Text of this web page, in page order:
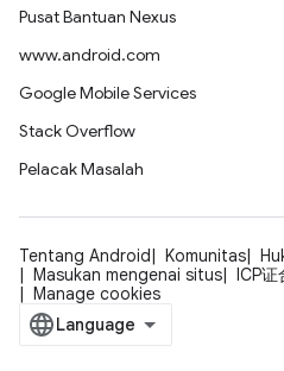
Pusat Bantuan Nexus
www.android.com
Google Mobile Services
Stack Overflow
Pelacak Masalah
Tentang Android Komunitas
Masukan mengenai situs
ICP
Manage cookies